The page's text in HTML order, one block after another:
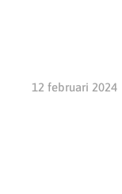
12 februari 2024